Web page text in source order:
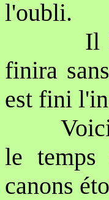
l'oubli.
Il
finira
est fini
le temps
canons